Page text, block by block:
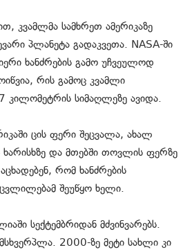
კვამლმა სამხრეთ ამერიკაზე
პლანეტა გადაკვეთა. NASA-ში
ხანძრების გამო უჩვეულოდ
რის გამოც კვამლი
სიმაღლეზე ავიდა.
ცის ფერი შეცვალა, ახალ
ხარისხზე და მთებში თოვლის ფერზე
რომ ხანძრების
შეუწყო ხელი.
სექტემბრიდან მძვინვარებს.
2000-ზე მეტი სახლი კი